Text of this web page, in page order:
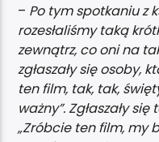
– Po tym spotkaniu z
rozesłaliśmy taką
zewnątrz, co oni na
zgłaszały się osoby,
ten film, tak, tak,
ważny”. Zgłaszały
„Zróbcie ten film, my